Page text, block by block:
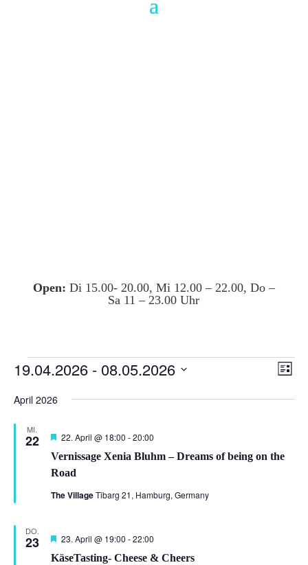
Open: Di 15.00- 20.00, Mi 12.00 – 22.00, Do –
Sa 11 – 23.00 Uhr
Veranstaltungen Liste
19.04.2026 - 08.05.2026
wählen.
April 2026
MI.
22
Vernissage Xenia Bluhm – Dreams of being on the
Road
Hervorgehoben
22. April @ 18:00 -20:00
The VillageTibarg 21, Hamburg, Germany
DO.
23
KäseTasting- Cheese & Cheers
Hervorgehoben
23. April @ 19:00 -22:00